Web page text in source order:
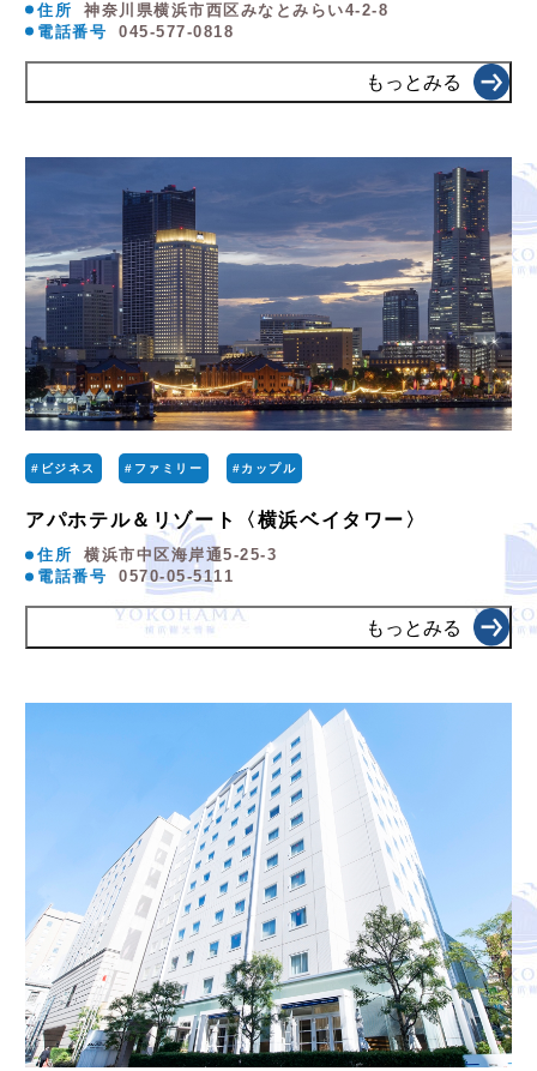
住所
神奈川県横浜市西区みなとみらい4-2-8
電話番号
045-577-0818
もっとみる
#ビジネス #ファミリー #カップル
アパホテル＆リゾート〈横浜ベイタワー〉
住所
横浜市中区海岸通5-25-3
電話番号
0570-05-5111
もっとみる